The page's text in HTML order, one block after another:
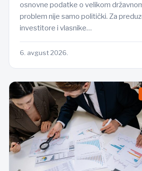
osnovne podatke o velikom
problem nije samo politički. Za
investitore i vlasnike…
6. avgust 2026.